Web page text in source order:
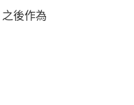
後作為